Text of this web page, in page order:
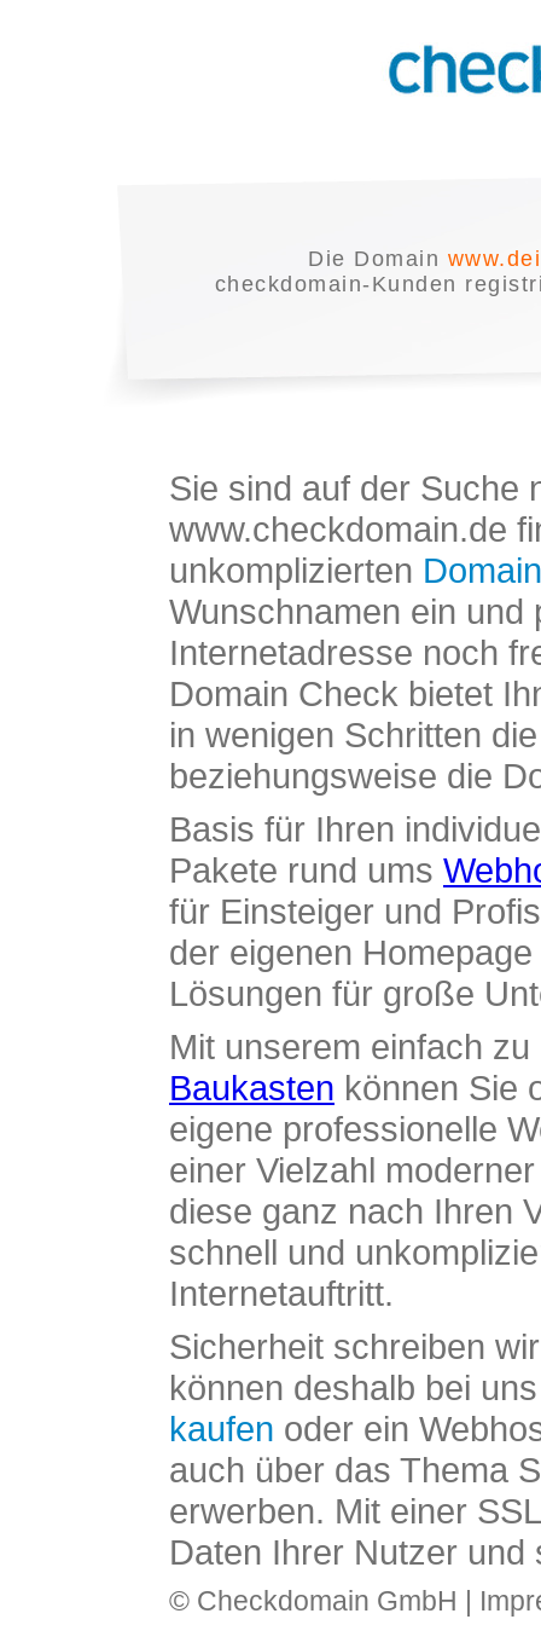
Die Domain
checkdomain-Kunden
Sie sind auf der Suche
www.checkdomain.de
unkomplizierten
Wunschnamen ein und
Internetadresse noch
Domain Check bietet
in wenigen Schritten
beziehungsweise die
Basis für Ihren
Pakete rund ums
für Einsteiger und
der eigenen
Lösungen für große
Mit unserem einfach
Baukasten können Sie
eigene professionelle
einer Vielzahl
diese ganz nach Ihren
schnell und
Internetauftritt.
Sicherheit schreiben
können deshalb bei
kaufen oder ein
auch über das Thema
erwerben. Mit einer
Daten Ihrer Nutzer und
© Checkdomain GmbH |